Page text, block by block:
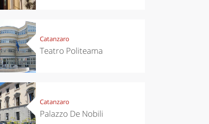
Catanzaro
Teatro Politeama
Catanzaro
Palazzo De Nobili